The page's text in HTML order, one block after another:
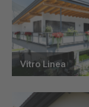
Vitro Linea